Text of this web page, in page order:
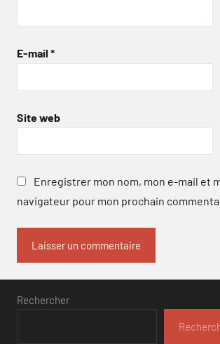
E-mail *
Site web
Enregistrer mon nom, mon e-mail et
navigateur pour mon prochain
Rechercher